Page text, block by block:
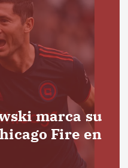
marca su
Fire en